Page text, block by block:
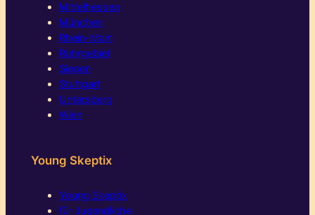
Mittelhessen
München
Rhein-Main
Ruhrgebiet
Siegen
Stuttgart
Untersberg
Wien
Young Skeptix
Young Skeptix
für Jugendliche